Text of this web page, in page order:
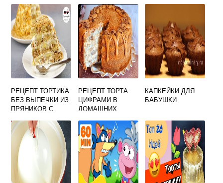
СГУЩЕНКОЙ
РЕЦЕПТ ТОРТИКА
БЕЗ ВЫПЕЧКИ ИЗ
ПРЯНИКОВ С
РЕЦЕПТ ТОРТА
ЦИФРАМИ В
ДОМАШНИХ
ТВОРОЖНЫМ
КРЕМОМ
КАПКЕЙКИ ДЛЯ
БАБУШКИ